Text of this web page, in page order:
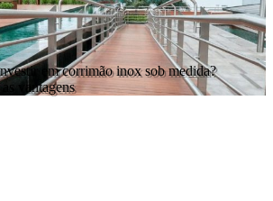
em corrimão inox sob medida?
vantagens